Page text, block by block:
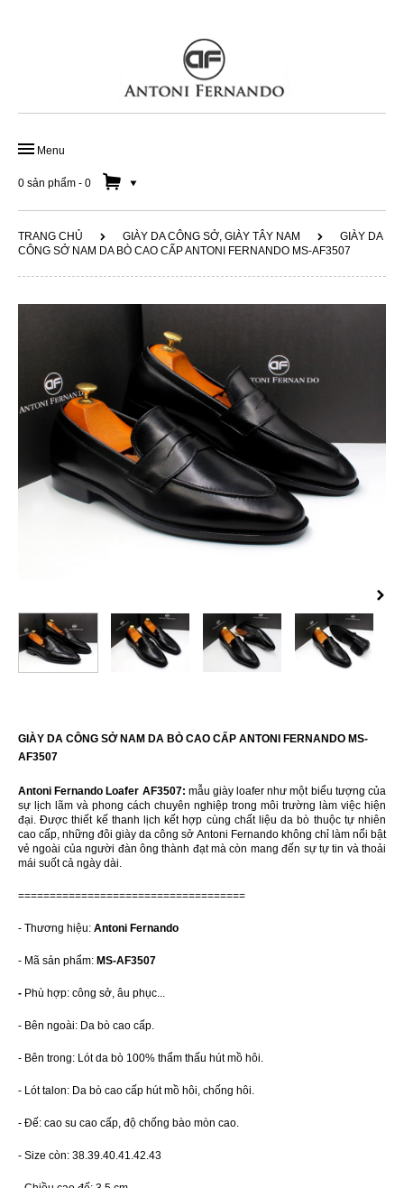
Menu
TRANG CHỦ
GIÀY DA CÔNG SỞ
0 sản phẩm - 0
TRANG CHỦ GIÀY DA CÔNG SỞ, GIÀY TÂY NAM
GIÀY DA
CÔNG SỞ NAM DA BÒ CAO CẤP ANTONI FERNANDO MS-AF3507
GIÀY DA CÔNG SỞ NAM DA BÒ CAO CẤP ANTONI FERNANDO MS-
AF3507
Antoni Fernando Loafer AF3507: mẫu giày loafer như một biểu tượng của
sự lịch lãm và phong cách chuyên nghiệp trong môi trường làm việc hiện
đại. Được thiết kế thanh lịch kết hợp cùng chất liệu da bò thuộc tự nhiên
cao cấp, những đôi giày da công sở Antoni Fernando không chỉ làm nổi bật
vẻ ngoài của người đàn ông thành đạt mà còn mang đến sự tự tin và thoải
mái suốt cả ngày dài.
====================================
- Thương hiệu: Antoni Fernando
- Mã sản phẩm: MS-AF3507
- Phù hợp: công sở, âu phục...
- Bên ngoài: Da bò cao cấp.
- Bên trong: Lót da bò 100% thẩm thấu hút mồ hôi.
- Lót talon: Da bò cao cấp hút mồ hôi, chống hôi.
- Đế: cao su cao cấp, độ chống bào mòn cao.
- Size còn: 38.39.40.41.42.43